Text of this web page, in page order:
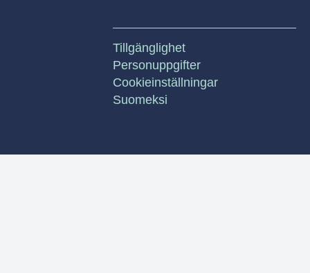
Tillgänglighet
Personuppgifter
Cookieinställningar
Suomeksi